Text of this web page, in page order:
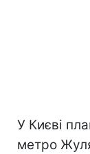
У Києві
метро